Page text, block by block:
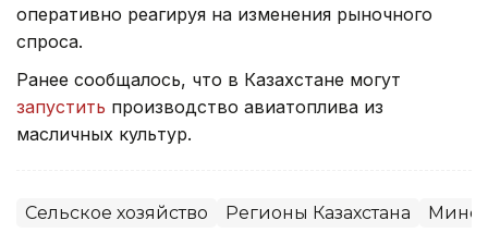
оперативно реагируя на изменения рыночного
спроса.
Ранее сообщалось, что в Казахстане могут
запустить производство авиатоплива из
масличных культур.
Сельское хозяйство Регионы Казахстана